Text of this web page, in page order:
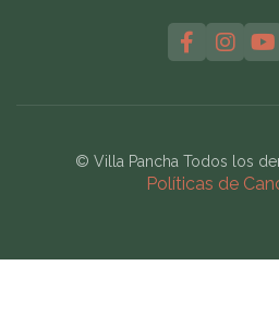
  
© Villa Pancha Todos los
Políticas de